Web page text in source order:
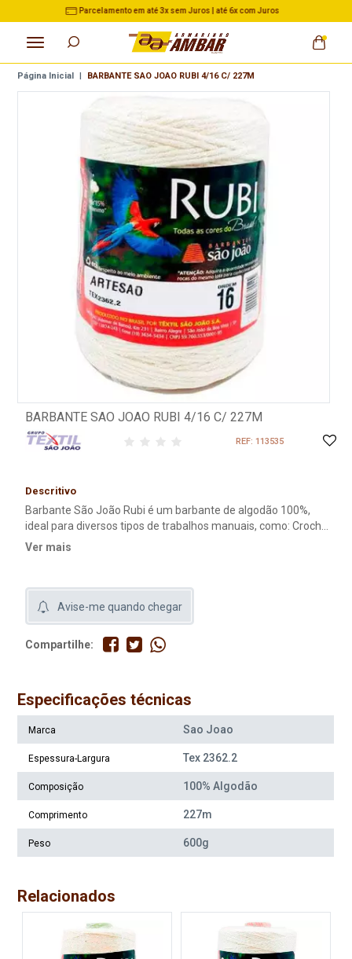
3% de Desconto no Pix nas Compras acima de R$ 500,00
Página Inicial | BARBANTE SAO JOAO RUBI 4/16 C/ 227M
BARBANTE SAO JOAO RUBI 4/16 C/ 227M
REF: 113535
Descritivo
Barbante São João Rubi é um barbante de algodão 100%,
ideal para diversos tipos de trabalhos manuais, como: Crochê:
Tapetes, caminhos de mesa, toalhas, peças de vestuário e
Ver mais
Avise-me quando chegar
Compartilhe:
Especificações técnicas
Marca Sao Joao
Espessura-Largura Tex 2362.2
Composição 100% Algodão
Comprimento 227m
Peso 600g
Relacionados